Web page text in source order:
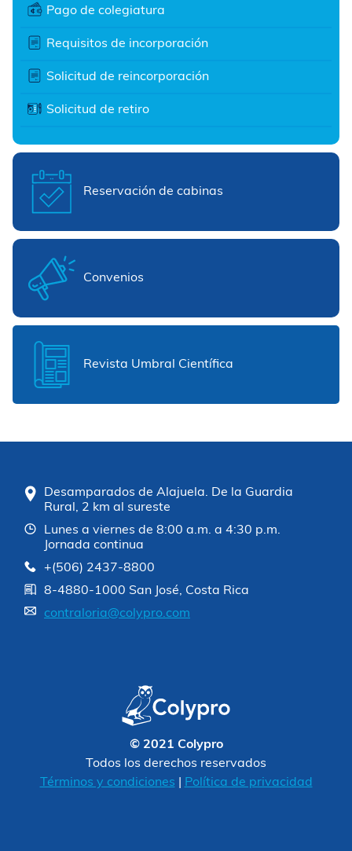
Pago de colegiatura
Requisitos de incorporación
Solicitud de reincorporación
Solicitud de retiro
Reservación de cabinas
Convenios
Revista Umbral Científica
Desamparados de Alajuela. De la Guardia
Rural, 2 km al sureste
Lunes a viernes de 8:00 a.m. a 4:30 p.m.
Jornada continua
+(506) 2437-8800
8-4880-1000 San José, Costa Rica
contraloria@colypro.com
© 2021 Colypro
Todos los derechos reservados
Términos y condiciones
Política de privacidad